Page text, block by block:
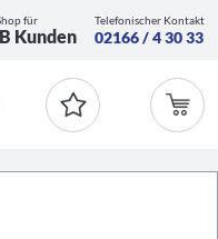
für
Kunden
Telefonischer Kontakt
02166 / 4 30 33